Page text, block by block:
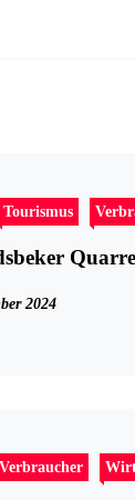
Tourismus
2024
Verbraucher